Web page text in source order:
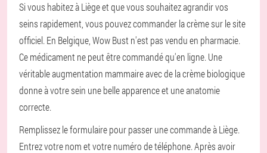
Si vous habitez à Liège et que vous souhaitez agrandir vos
seins rapidement, vous pouvez commander la crème sur le site
officiel. En Belgique, Wow Bust n'est pas vendu en pharmacie.
Ce médicament ne peut être commandé qu'en ligne. Une
véritable augmentation mammaire avec de la crème biologique
donne à votre sein une belle apparence et une anatomie
correcte.
Remplissez le formulaire pour passer une commande à Liège.
Entrez votre nom et votre numéro de téléphone. Après avoir